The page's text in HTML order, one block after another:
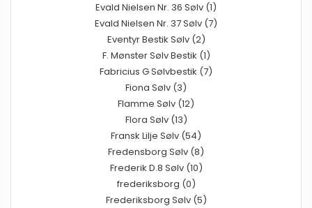
Evald Nielsen Nr. 36 Sølv (1)
Evald Nielsen Nr. 37 Sølv (7)
Eventyr Bestik Sølv (2)
F. Mønster Sølv Bestik (1)
Fabricius G Sølvbestik (7)
Fiona Sølv (3)
Flamme Sølv (12)
Flora Sølv (13)
Fransk Lilje Sølv (54)
Fredensborg Sølv (8)
Frederik D.8 Sølv (10)
frederiksborg (0)
Frederiksborg Sølv (5)